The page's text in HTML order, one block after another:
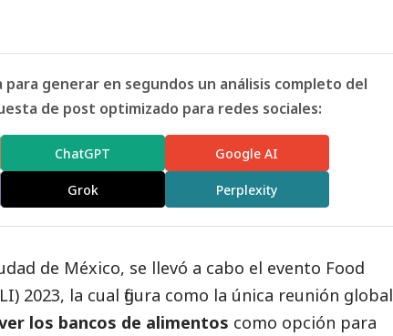
generar en segundos un análisis completo del
de post optimizado para redes sociales:
ChatGPT Google AI
Grok Perplexity
de México, se llevó a cabo el evento Food
2023, la cual figura como la única reunión global
los bancos de alimentos como opción para